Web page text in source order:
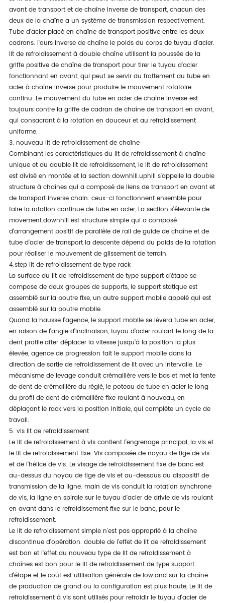
avant de transport et de chaîne inverse de transport, chacun des
deux de la chaîne a un système de transmission respectivement.
Tube d'acier placé en chaîne de transport positive entre les deux
cadrans. l'ours inverse de chaîne le poids du corps de tuyau d'acier.
lit de refroidissement à double chaîne utilisant la poussée de la
griffe positive de chaîne de transport pour tirer le tuyau d'acier
fonctionnant en avant, qui peut se servir du frottement du tube en
acier à chaîne inverse pour produire le mouvement rotatoire
continu. Le mouvement du tube en acier de chaîne inverse est
toujours contre la griffe de cadran de chaîne de transport en avant,
qui consacrant à la rotation en douceur et au refroidissement
uniforme.
3. nouveau lit de refroidissement de chaîne
Combinant les caractéristiques du lit de refroidissement à chaîne
unique et du double lit de refroidissement, le lit de refroidissement
est divisé en montée et la section downhill.uphill s'appelle la double
structure à chaînes qui a composé de liens de transport en avant et
de transport inverse chain. ceux-ci fonctionnent ensemble pour
faire la rotation continue de tube en acier, La section s'élevante de
movement.downhill est structure simple qui a composé
d'arrangement positif de parallèle de rail de guide de chaîne et de
tube d'acier de transport la descente dépend du poids de la rotation
pour réaliser le mouvement de glissement de terrain.
4.step lit de refroidissement de type rack
La surface du lit de refroidissement de type support d'étape se
compose de deux groupes de supports, le support statique est
assemblé sur la poutre fixe, un autre support mobile appelé qui est
assemblé sur la poutre mobile.
Quand la hausse l'agence, le support mobile se lèvera tube en acier,
en raison de l'angle d'inclinaison, tuyau d'acier roulant le long de la
dent profile.after déplacer la vitesse jusqu'à la position la plus
élevée, agence de progression fait le support mobile dans la
direction de sortie de refroidissement de lit avec un intervalle. Le
mécanisme de levage conduit crémaillère vers le bas et met la fente
de dent de crémaillère du réglé, le poteau de tube en acier le long
du profil de dent de crémaillère fixe roulant à nouveau, en
déplaçant le rack vers la position initiale, qui complète un cycle de
travail.
5. vis lit de refroidissement
Le lit de refroidissement à vis contient l'engrenage principal, la vis et
le lit de refroidissement fixe. Vis composée de noyau de tige de vis
et de l'hélice de vis. Le visage de refroidissement fixe de banc est
au-dessus du noyau de tige de vis et au-dessous du dispositif de
transmission de la ligne. main de vis conduit la rotation synchrone
de vis, la ligne en spirale sur le tuyau d'acier de drivie de vis roulant
en avant dans le refroidissement fixe sur le banc, pour le
refroidissement.
Le lit de refroidissement simple n'est pas approprié à la chaîne
discontinue d'opération. double de l'effet de lit de refroidissement
est bon et l'effet du nouveau type de lit de refroidissement à
chaînes est bon pour le lit de refroidissement de type support
d'étape et le coût est utilisation générale de low.and sur la chaîne
de production de grand ou la configuration est plus haute, Le lit de
refroidissement à vis sont utilisés pour refroidir le tuyau d'acier de